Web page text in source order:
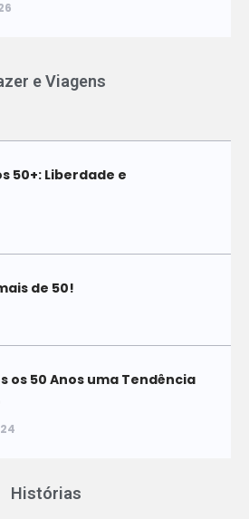
e Viagens
50+: Liberdade e
de 50!
os 50 Anos uma Tendência
Histórias